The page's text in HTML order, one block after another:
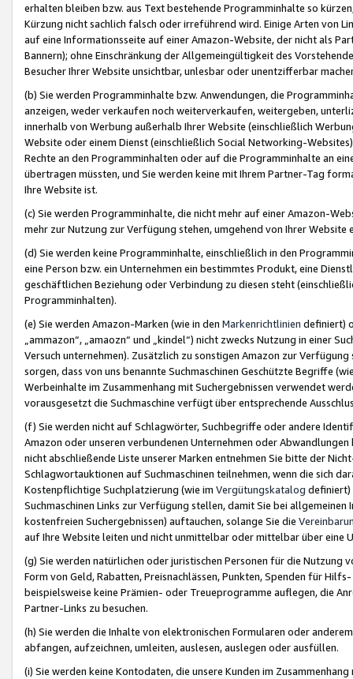
erhalten bleiben bzw. aus Text bestehende Programminhalte so
Kürzung nicht sachlich falsch oder irreführend wird. Einige Arten von
auf eine Informationsseite auf einer Amazon-Website, der nicht als
Bannern); ohne Einschränkung der Allgemeingültigkeit des
Besucher Ihrer Website unsichtbar, unlesbar oder unentzifferbar
(b) Sie werden Programminhalte bzw. Anwendungen, die
anzeigen, weder verkaufen noch weiterverkaufen, weitergeben,
innerhalb von Werbung außerhalb Ihrer Website (einschließlich
Website oder einem Dienst (einschließlich Social Networking-
Rechte an den Programminhalten oder auf die Programminhalte an
übertragen müssten, und Sie werden keine mit Ihrem Partner-Tag
Ihre Website ist.
(c) Sie werden Programminhalte, die nicht mehr auf einer Amazon-
mehr zur Nutzung zur Verfügung stehen, umgehend von Ihrer
(d) Sie werden keine Programminhalte, einschließlich in den
eine Person bzw. ein Unternehmen ein bestimmtes Produkt, eine
geschäftlichen Beziehung oder Verbindung zu diesen steht
Programminhalten).
(e) Sie werden Amazon-Marken (wie in den Markenrichtlinien definiert)
„ammazon“, „amaozn“ und „kindel“) nicht zwecks Nutzung in einer
Versuch unternehmen). Zusätzlich zu sonstigen Amazon zur
sorgen, dass von uns benannte Suchmaschinen Geschützte Begriffe
Werbeinhalte im Zusammenhang mit Suchergebnissen verwendet
vorausgesetzt die Suchmaschine verfügt über entsprechende
(f) Sie werden nicht auf Schlagwörter, Suchbegriffe oder andere
Amazon oder unseren verbundenen Unternehmen oder
nicht abschließende Liste unserer Marken entnehmen Sie bitte der
Schlagwortauktionen auf Suchmaschinen teilnehmen, wenn die sich
Kostenpflichtige Suchplatzierung (wie im Vergütungskatalog definiert)
Suchmaschinen Links zur Verfügung stellen, damit Sie bei
kostenfreien Suchergebnissen) auftauchen, solange Sie die
auf Ihre Website leiten und nicht unmittelbar oder mittelbar über eine
(g) Sie werden natürlichen oder juristischen Personen für die Nutzung
Form von Geld, Rabatten, Preisnachlässen, Punkten, Spenden für
beispielsweise keine Prämien- oder Treueprogramme auflegen, die
Partner-Links zu besuchen.
(h) Sie werden die Inhalte von elektronischen Formularen oder
abfangen, aufzeichnen, umleiten, auslesen, auslegen oder ausfüllen.
(i) Sie werden keine Kontodaten, die unsere Kunden im